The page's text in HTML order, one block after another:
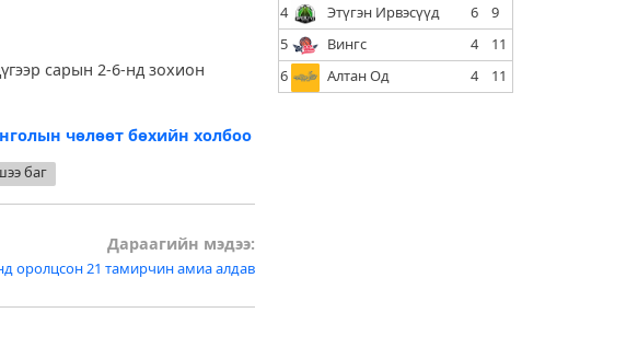
сарын 2-6-нд зохион
чөлөөт бөхийн холбоо
баг
Дараагийн мэдээ:
оролцсон 21 тамирчин амиа алдав
4
Этүгэн Ирвэсүүд 6
9
5
Вингс 4
11
6
Алтан Од 4 11